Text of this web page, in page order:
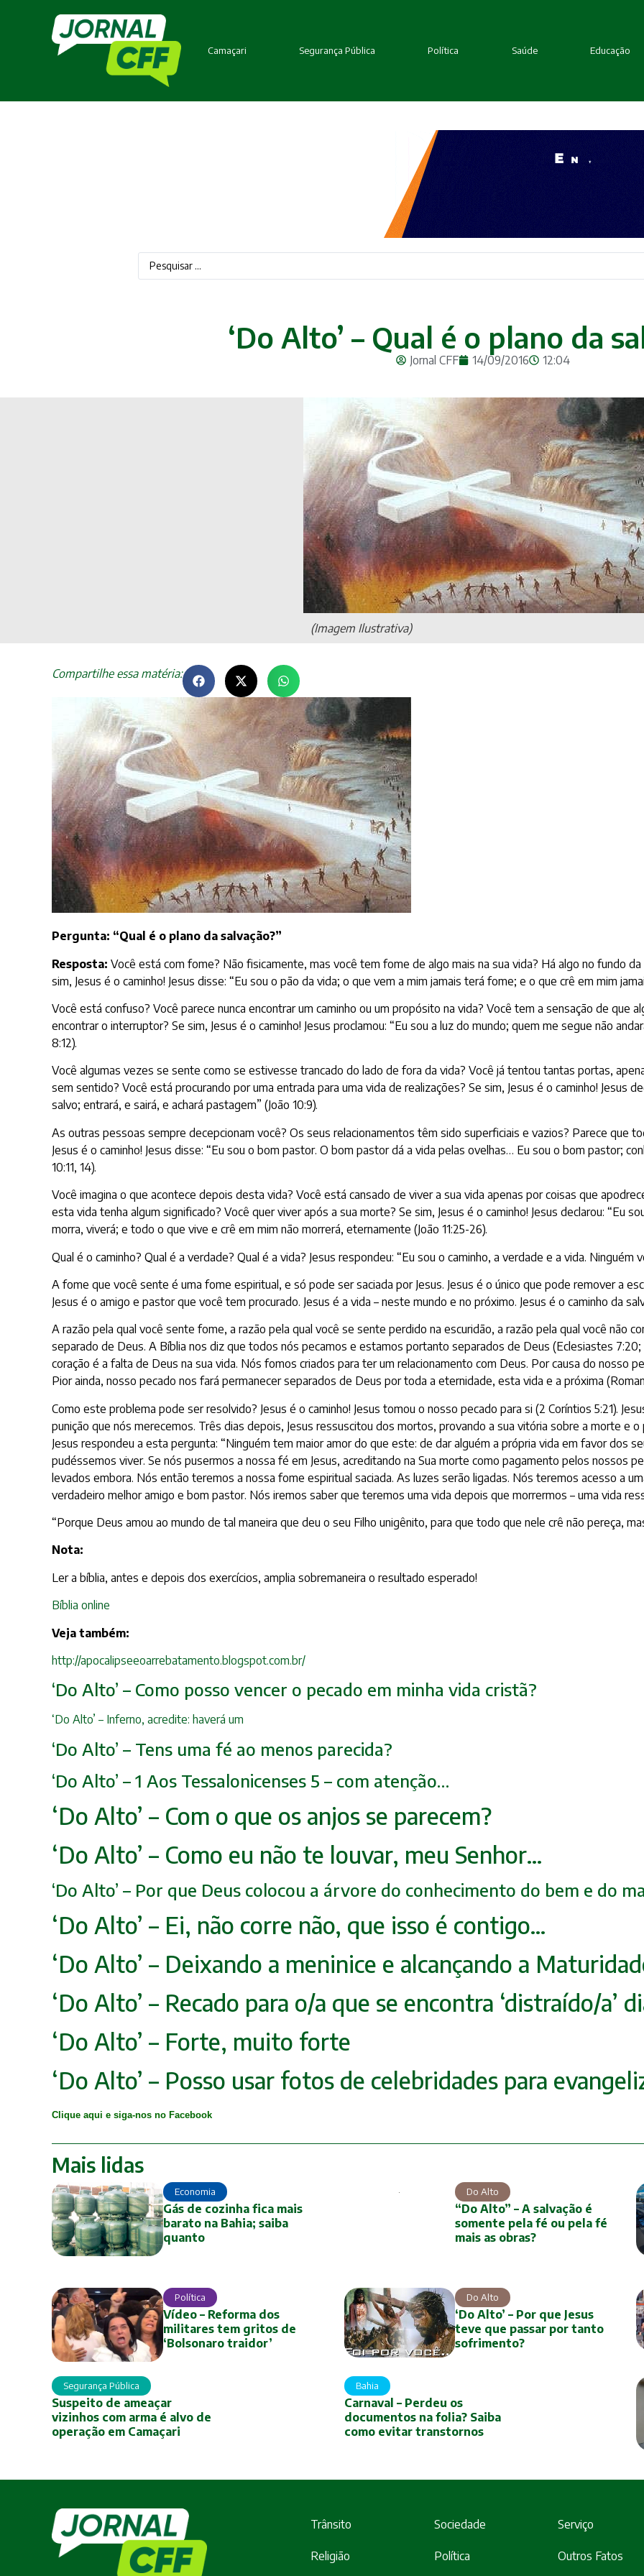
Camaçari Segurança Pública Política Saúde Educação
‘Do Alto’ – Qual é o plano da
Jornal CFF 14/09/2016 12:04
(Imagem Ilustrativa)
Compartilhe essa matéria:
Pergunta: “Qual é o plano da salvação?”
Resposta: Você está com fome? Não fisicamente, mas você tem fome de algo mais na sua vida? Há algo no fundo
sim, Jesus é o caminho! Jesus disse: “Eu sou o pão da vida; o que vem a mim jamais terá fome; e o que crê em mim
Você está confuso? Você parece nunca encontrar um caminho ou um propósito na vida? Você tem a sensação de que
encontrar o interruptor? Se sim, Jesus é o caminho! Jesus proclamou: “Eu sou a luz do mundo; quem me segue não
8:12).
Você algumas vezes se sente como se estivesse trancado do lado de fora da vida? Você já tentou tantas portas,
sem sentido? Você está procurando por uma entrada para uma vida de realizações? Se sim, Jesus é o caminho! Jesus
salvo; entrará, e sairá, e achará pastagem” (João 10:9).
As outras pessoas sempre decepcionam você? Os seus relacionamentos têm sido superficiais e vazios? Parece que
Jesus é o caminho! Jesus disse: “Eu sou o bom pastor. O bom pastor dá a vida pelas ovelhas… Eu sou o bom pastor;
10:11, 14).
Você imagina o que acontece depois desta vida? Você está cansado de viver a sua vida apenas por coisas que
esta vida tenha algum significado? Você quer viver após a sua morte? Se sim, Jesus é o caminho! Jesus declarou: “Eu
morra, viverá; e todo o que vive e crê em mim não morrerá, eternamente (João 11:25-26).
Qual é o caminho? Qual é a verdade? Qual é a vida? Jesus respondeu: “Eu sou o caminho, a verdade e a vida. Ninguém
A fome que você sente é uma fome espiritual, e só pode ser saciada por Jesus. Jesus é o único que pode remover a
Jesus é o amigo e pastor que você tem procurado. Jesus é a vida – neste mundo e no próximo. Jesus é o caminho da
A razão pela qual você sente fome, a razão pela qual você se sente perdido na escuridão, a razão pela qual você não
separado de Deus. A Bíblia nos diz que todos nós pecamos e estamos portanto separados de Deus (Eclesiastes
coração é a falta de Deus na sua vida. Nós fomos criados para ter um relacionamento com Deus. Por causa do nosso
Pior ainda, nosso pecado nos fará permanecer separados de Deus por toda a eternidade, esta vida e a próxima
Como este problema pode ser resolvido? Jesus é o caminho! Jesus tomou o nosso pecado para si (2 Coríntios 5:21).
punição que nós merecemos. Três dias depois, Jesus ressuscitou dos mortos, provando a sua vitória sobre a morte e
Jesus respondeu a esta pergunta: “Ninguém tem maior amor do que este: de dar alguém a própria vida em favor dos
pudéssemos viver. Se nós pusermos a nossa fé em Jesus, acreditando na Sua morte como pagamento pelos nossos
levados embora. Nós então teremos a nossa fome espiritual saciada. As luzes serão ligadas. Nós teremos acesso a
verdadeiro melhor amigo e bom pastor. Nós iremos saber que teremos uma vida depois que morrermos – uma vida
“Porque Deus amou ao mundo de tal maneira que deu o seu Filho unigênito, para que todo que nele crê não pereça,
Nota:
Ler a bíblia, antes e depois dos exercícios, amplia sobremaneira o resultado esperado!
Bíblia online
Veja também:
http://apocalipseeoarrebatamento.blogspot.com.br/
‘Do Alto’ – Como posso vencer o pecado em minha vida cristã?
‘Do Alto’ – Inferno, acredite: haverá um
‘Do Alto’ – Tens uma fé ao menos parecida?
‘Do Alto’ – 1 Aos Tessalonicenses 5 – com atenção…
‘Do Alto’ – Com o que os anjos se parecem?
‘Do Alto’ – Como eu não te louvar, meu Senhor…
‘Do Alto’ – Por que Deus colocou a árvore do conhecimento do bem e do
‘Do Alto’ – Ei, não corre não, que isso é contigo…
‘Do Alto’ – Deixando a meninice e alcançando a
‘Do Alto’ – Recado para o/a que se encontra ‘distraído/a’
‘Do Alto’ – Forte, muito forte
‘Do Alto’ – Posso usar fotos de celebridades para
Clique aqui e siga-nos no Facebook
Mais lidas
Economia
Gás de cozinha fica mais
barato na Bahia; saiba
quanto
Do Alto
“Do Alto” – A salvação é
somente pela fé ou pela fé
mais as obras?
Política
Vídeo – Reforma dos
militares tem gritos de
‘Bolsonaro traidor’
Do Alto
‘Do Alto’ – Por que Jesus
teve que passar por tanto
sofrimento?
Segurança Pública
Suspeito de ameaçar
vizinhos com arma é alvo de
operação em Camaçari
Bahia
Carnaval – Perdeu os
documentos na folia? Saiba
como evitar transtornos
Trânsito Sociedade Serviço
Religião Política Outros Fatos